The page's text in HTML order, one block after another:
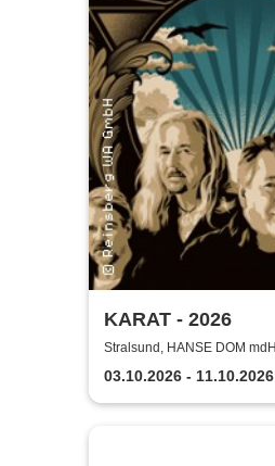
KARAT - 2026
Stralsund, HANSE DOM
Stralsund
03.10.2026 - 11.10.2026